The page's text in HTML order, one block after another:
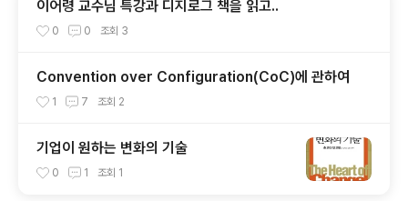
이어령 교수님 특강과 디지로그 책을 읽고..
0 0 조회 3
Convention over Configuration(CoC)에 관하여
1 7 조회 2
기업이 원하는 변화의 기술
0 1 조회 1